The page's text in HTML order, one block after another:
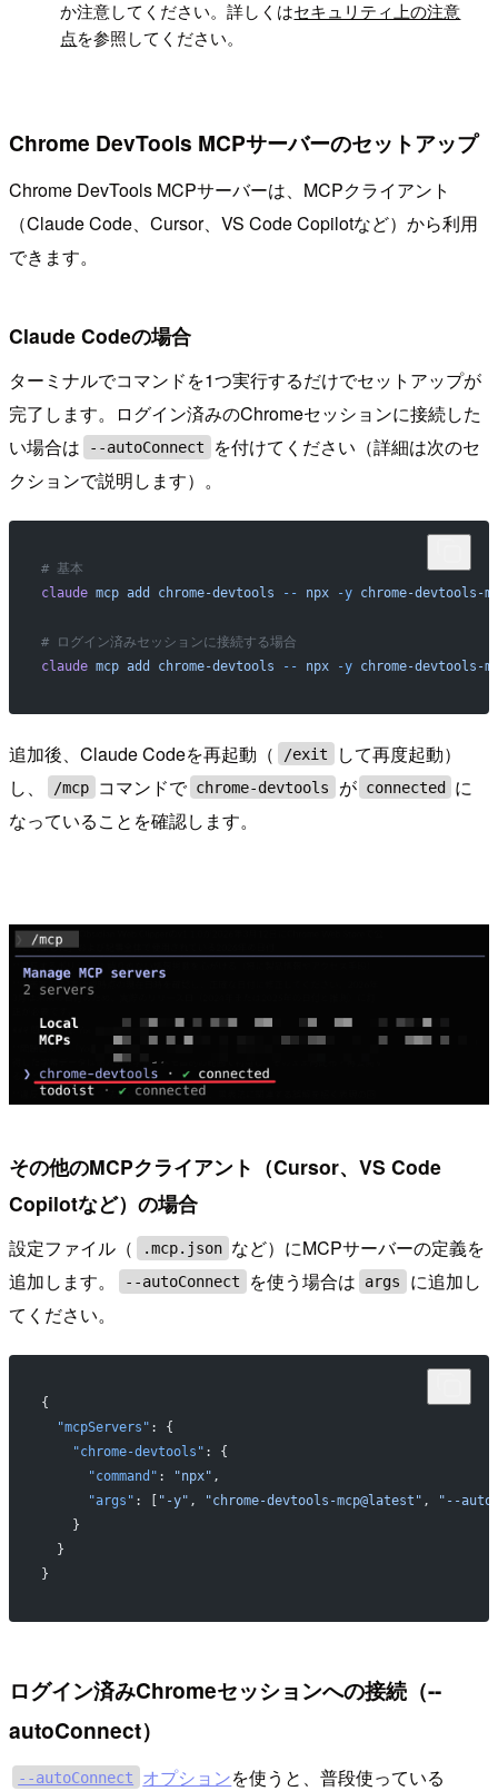
か注意してください。詳しくはセキュリティ上の注意
点を参照してください。
Chrome DevTools MCPサーバーのセットアップ
Chrome DevTools MCPサーバーは、MCPクライアント
（Claude Code、Cursor、VS Code Copilotなど）から利用
できます。
Claude Codeの場合
ターミナルでコマンドを1つ実行するだけでセットアップが
完了します。ログイン済みのChromeセッションに接続した
い場合は
--autoConnect
を付けてください（詳細は次のセ
クションで説明します）。
# 基本
claude mcp add chrome-devtools -- npx -y chrome-devtools-
# ログイン済みセッションに接続する場合
claude mcp add chrome-devtools -- npx -y chrome-devtools-
追加後、Claude Codeを再起動（ /exit
して再度起動）
し、
/mcp コマンドで chrome-devtools が connected に
なっていることを確認します。
その他のMCPクライアント（Cursor、VS Code
Copilotなど）の場合
設定ファイル（ .mcp.json など）にMCPサーバーの定義を
追加します。
--autoConnect を使う場合は args
に追加し
てください。
{
  "mcpServers"
: {
    "chrome-devtools"
: {
      "command"
: "npx" ,
      "args"
: [ "-y" , "chrome-devtools-mcp@latest" ,
"--
    }
  }
}
ログイン済みChromeセッションへの接続（--
autoConnect）
--autoConnect オプションを使うと、普段使っている